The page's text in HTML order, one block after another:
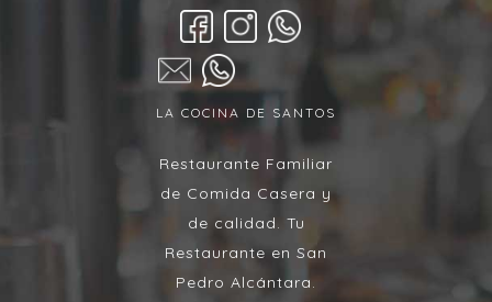
LA COCINA DE SANTOS
Restaurante Familiar
de Comida Casera y
de calidad. Tu
Restaurante en San
Pedro Alcántara.